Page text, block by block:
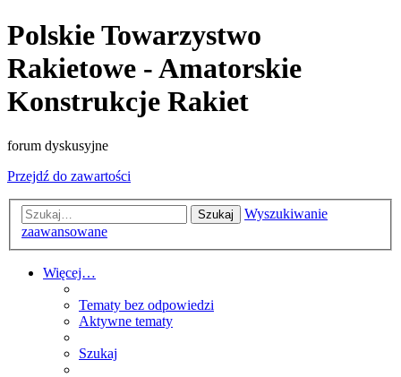
Polskie Towarzystwo
Rakietowe - Amatorskie
Konstrukcje Rakiet
forum dyskusyjne
Przejdź do zawartości
Szukaj
Wyszukiwanie
zaawansowane
Więcej…
Tematy bez odpowiedzi
Aktywne tematy
Szukaj